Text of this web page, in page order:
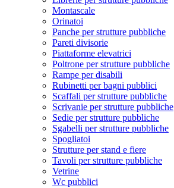
Montascale
Orinatoi
Panche per strutture pubbliche
Pareti divisorie
Piattaforme elevatrici
Poltrone per strutture pubbliche
Rampe per disabili
Rubinetti per bagni pubblici
Scaffali per strutture pubbliche
Scrivanie per strutture pubbliche
Sedie per strutture pubbliche
Sgabelli per strutture pubbliche
Spogliatoi
Strutture per stand e fiere
Tavoli per strutture pubbliche
Vetrine
Wc pubblici